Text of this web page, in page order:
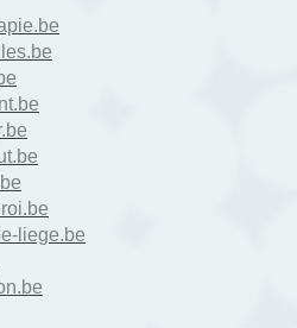
liege.be